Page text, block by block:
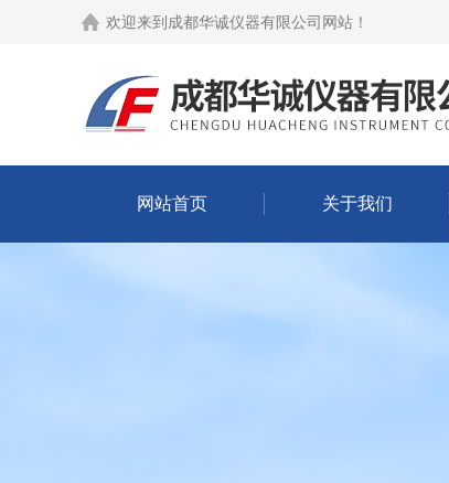
欢迎来到 成都华诚仪器有限公司网站 ！
网站首页 关于我们